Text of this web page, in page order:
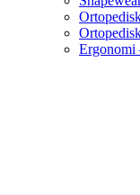
Ergonomi